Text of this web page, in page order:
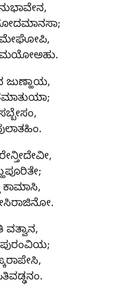
ಜುಣ್ಹಾಯ,
ಕಾಮಾಸಿ,
ವತ್ವಾನ,
ಪುರಂವಿಯ;